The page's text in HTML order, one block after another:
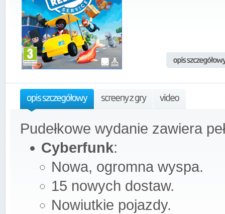
Pudełkowe wydanie zawiera
Cyberfunk:
Nowa, ogromna wyspa.
15 nowych dostaw.
Nowiutkie pojazdy.